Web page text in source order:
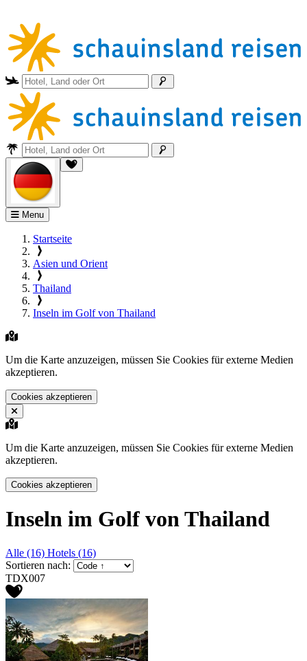
Menu
Startseite
Asien und Orient
Thailand
Inseln im Golf von Thailand
Um die Karte anzuzeigen, müssen Sie Cookies für externe Medien
akzeptieren.
Cookies akzeptieren
Um die Karte anzuzeigen, müssen Sie Cookies für externe Medien
akzeptieren.
Cookies akzeptieren
Inseln im Golf von Thailand
Alle (16) Hotels (16)
Sortieren nach:
TDX007